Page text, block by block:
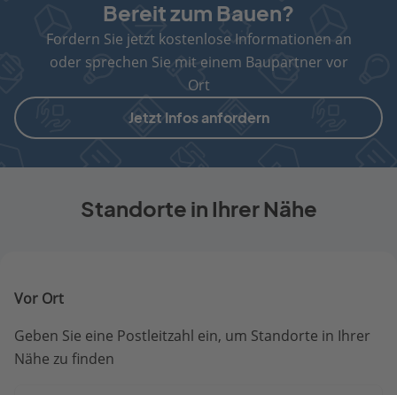
Bereit zum Bauen?
Fordern Sie jetzt kostenlose Informationen an
oder sprechen Sie mit einem Baupartner vor
Ort
Jetzt Infos anfordern
Standorte in Ihrer Nähe
Vor Ort
Geben Sie eine Postleitzahl ein, um Standorte in Ihrer
Nähe zu finden